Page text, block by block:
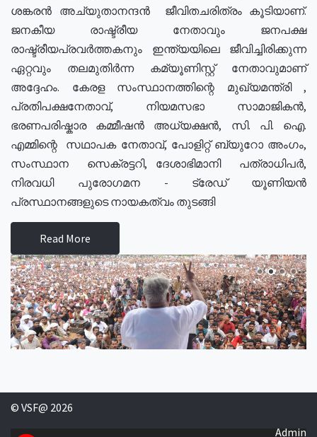
ശങ്കരൻ അച്യുതാനന്ദൻ ജീവിതചരിത്രം കൂടിയാണ്.
ജനകീയ രാഷ്ട്രീയ നേതാവും ജനപക്ഷ
രാഷ്ട്രീയപ്രവർത്തകനും ഇന്ത്യയിലെ ജീവിച്ചിരിക്കുന്ന
ഏറ്റവും തലമുതിർന്ന കമ്യൂണിസ്റ്റ് നേതാവുമാണ്
അദ്ദേഹം. കേരള സംസ്ഥാനത്തിന്റെ മുഖ്യമന്ത്രി ,
പ്രതിപക്ഷനേതാവ്, നിയമസഭാ സാമാജികൻ,
ഭരണപരിഷ്കാര കമ്മീഷൻ അധ്യക്ഷൻ, സി. പി. ഐ.
എമ്മിന്റെ സഥാപക നേതാവ്, പോളിറ്റ് ബ്യുറോ അംഗം,
സംസ്ഥാന സെക്രട്ടറി, ദേശാഭിമാനി പത്രാധിപർ,
നിരവധി പുരോഗമന - ട്രേഡ് യൂണിയൻ
പ്രസ്ഥാനങ്ങളുടെ നായകത്വം തുടങ്ങി
Read More
© VSF@ 2026
Admin